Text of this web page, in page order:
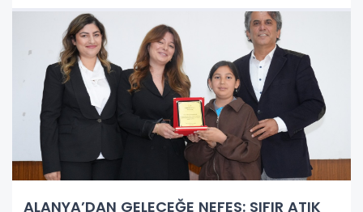
ALANYA’DAN GELECEĞE NEFES: SIFIR ATIK